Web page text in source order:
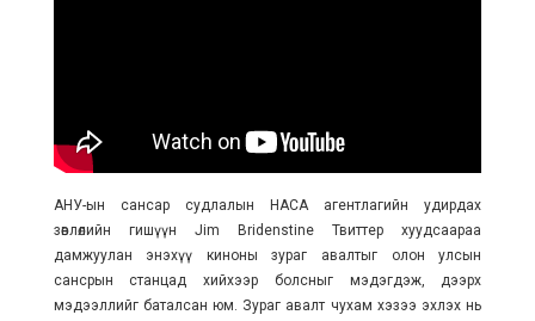
АНУ-ын сансар судлалын НАСА агентлагийн удирдах
зөвлөлийн гишүүн Jim Bridenstine Твиттер хуудсаараа
дамжуулан энэхүү киноны зураг авалтыг олон улсын
сансрын станцад хийхээр болсныг мэдэгдэж, дээрх
мэдээллийг баталсан юм. Зураг авалт чухам хэзээ эхлэх нь